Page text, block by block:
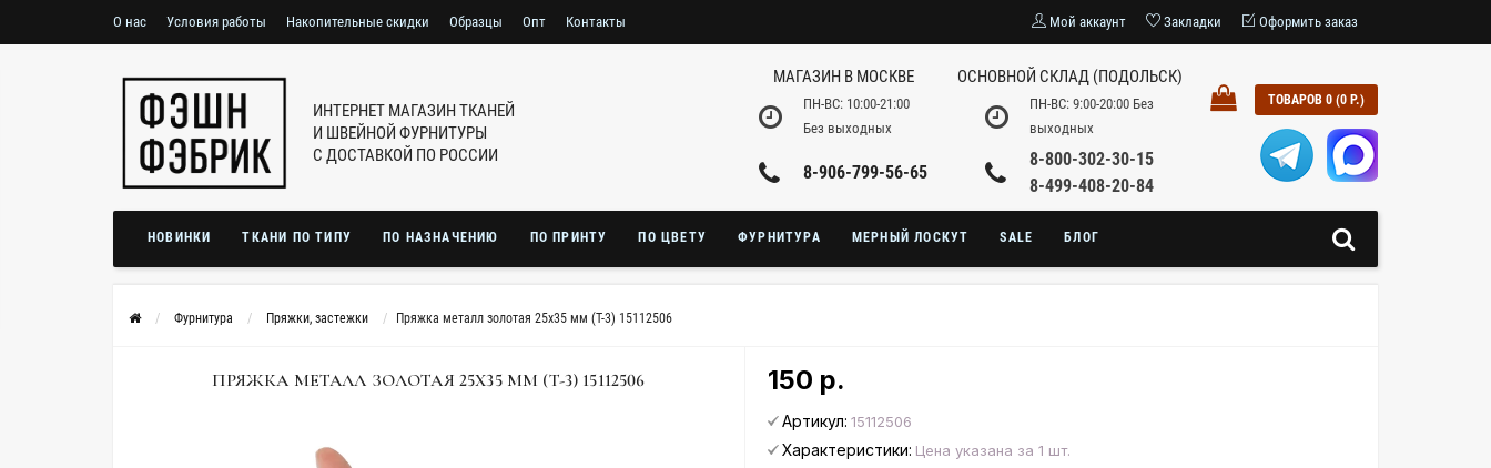
О нас Условия работы Накопительные скидки Образцы Опт Контакты Мой аккаунт Закладки Оформить заказ
ИНТЕРНЕТ МАГАЗИН ТКАНЕЙ
И ШВЕЙНОЙ ФУРНИТУРЫ
С ДОСТАВКОЙ ПО РОССИИ
МАГАЗИН В МОСКВЕ
ПН-ВС: 10:00-21:00
Без выходных
8-906-799-56-65
ОСНОВНОЙ СКЛАД (ПОДОЛЬСК)
ПН-ВС: 9:00-20:00 Без
выходных
8-800-302-30-15
8-499-408-20-84
ТОВАРОВ 0 (0 Р.)
НОВИНКИ ТКАНИ ПО ТИПУ ПО НАЗНАЧЕНИЮ ПО ПРИНТУ ПО ЦВЕТУ ФУРНИТУРА МЕРНЫЙ ЛОСКУТ SALE БЛОГ
Фурнитура Пряжки, застежки Пряжка металл золотая 25х35 мм (T-3) 15112506
ПРЯЖКА МЕТАЛЛ ЗОЛОТАЯ 25Х35 ММ (T-3) 15112506 150 р.
Артикул: 15112506
Характеристики: Цена указана за 1 шт.